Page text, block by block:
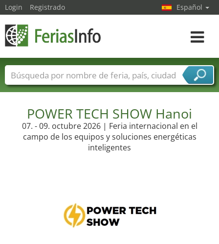
POWER TECH SHOW Hanoi
07. - 09. octubre 2026 | Feria internacional en el
campo de los equipos y soluciones energéticas
inteligentes
Login Registrado Español
toggle
Nombres de ferias Países
Ciudades
Sectores de proveedor de servicios